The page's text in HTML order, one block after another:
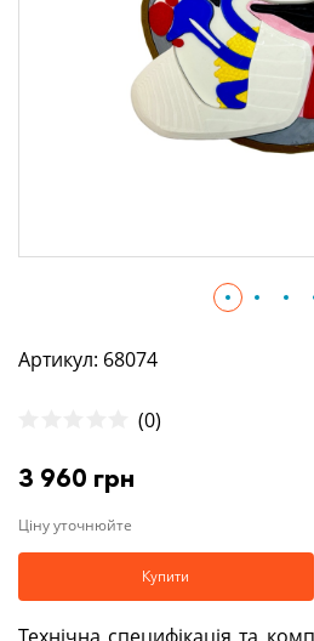
Артикул: 68074
(0)
3 960 грн
Ціну уточнюйте
Купити